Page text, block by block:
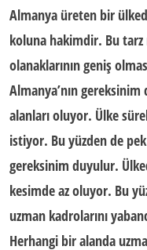
Almanya üreten bir
koluna hakimdir. Bu tarz
olanaklarının geniş
Almanya’nın
alanları oluyor. Ülke
istiyor. Bu yüzden de
gereksinim duyulur.
kesimde az oluyor. Bu
uzman kadrolarını
Herhangi bir alanda